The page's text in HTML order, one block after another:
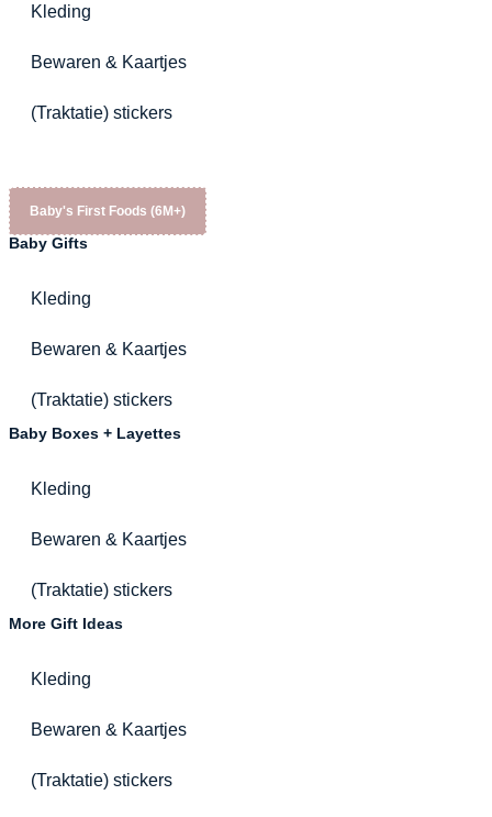
Kleding
Bewaren & Kaartjes
(Traktatie) stickers
Baby's First Foods (6M+)
Baby Gifts
Kleding
Bewaren & Kaartjes
(Traktatie) stickers
Baby Boxes + Layettes
Kleding
Bewaren & Kaartjes
(Traktatie) stickers
More Gift Ideas
Kleding
Bewaren & Kaartjes
(Traktatie) stickers